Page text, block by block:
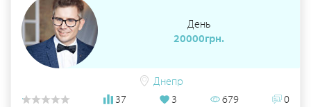
День
20000грн.
Днепр
37
3 679 0